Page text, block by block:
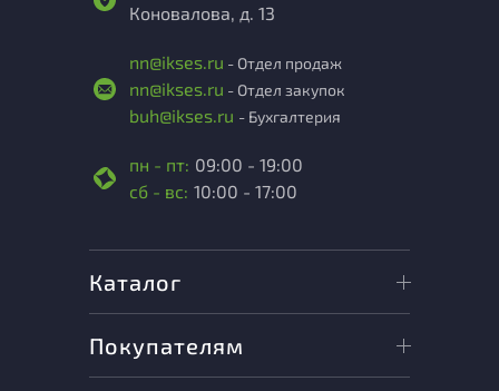
Коновалова, д. 13
nn@ikses.ru - Отдел продаж
nn@ikses.ru - Отдел закупок
buh@ikses.ru - Бухгалтерия
пн - пт: 09:00 - 19:00
сб - вс: 10:00 - 17:00
Каталог
Покупателям